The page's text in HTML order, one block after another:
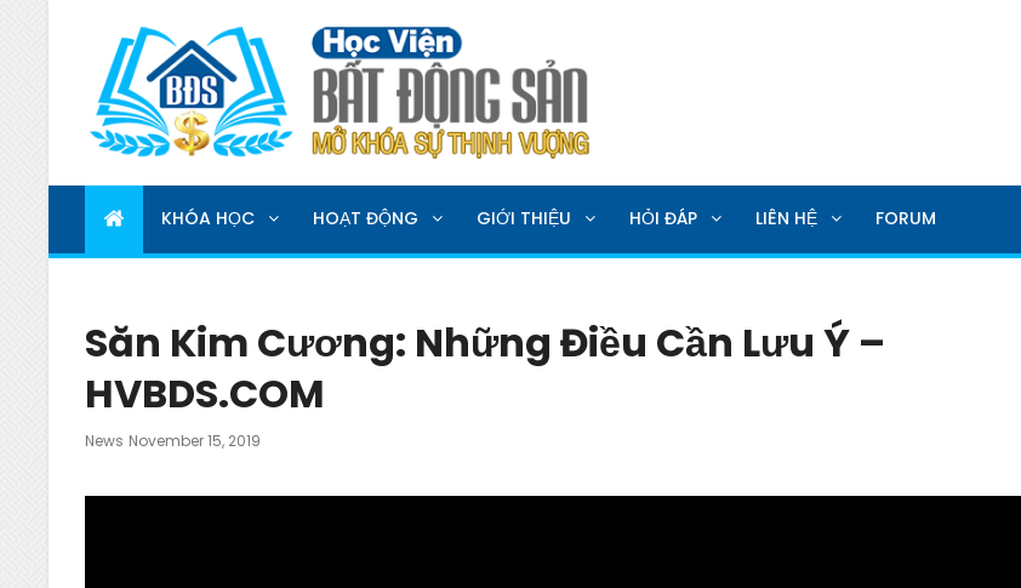
HỌC VIỆN BẤT ĐỘNG SẢN
MỞ KHOÁ SỰ THỊNH VƯỢNG
KHÓA HỌC HOẠT ĐỘNG GIỚI THIỆU HỎI ĐÁP LIÊN HỆ FORUM
Săn Kim Cương: Những Điều Cần Lưu Ý –
HVBDS.COM
News Posted
November 15, 2019